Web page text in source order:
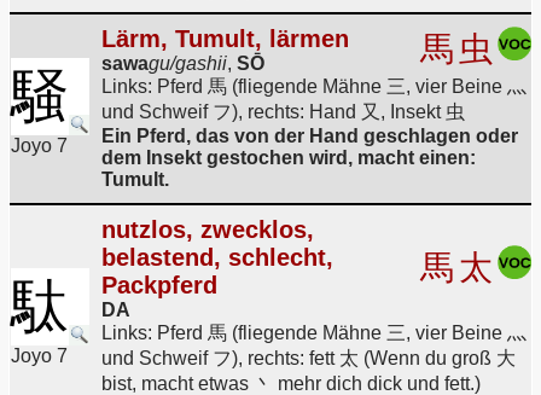
騒
Joyo 7
Lärm, Tumult, lärmen
sawagu/gashii, SŌ 馬 虫
Links: Pferd 馬 (fliegende Mähne 三, vier Beine 灬
und Schweif フ), rechts: Hand 又, Insekt 虫
Ein Pferd, das von der Hand geschlagen oder
dem Insekt gestochen wird, macht einen:
Tumult.
駄
Joyo 7
nutzlos, zwecklos,
belastend, schlecht,
Packpferd
DA
馬太
Links: Pferd 馬 (fliegende Mähne 三, vier Beine 灬
und Schweif フ), rechts: fett 太 (Wenn du groß 大
bist, macht etwas 丶 mehr dich dick und fett.)